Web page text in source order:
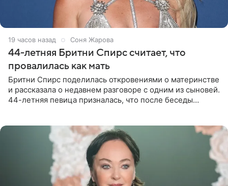
19 часов назад Соня Жарова
44-летняя Бритни Спирс считает, что
провалилась как мать
Бритни Спирс поделилась откровениями о материнстве
и рассказала о недавнем разговоре с одним из сыновей.
44-летняя певица призналась, что после беседы